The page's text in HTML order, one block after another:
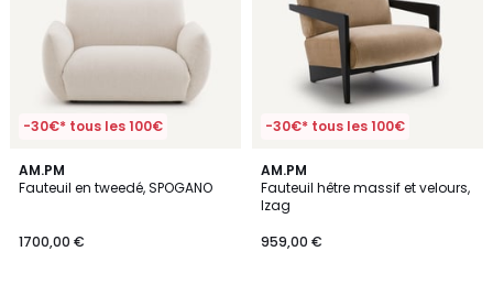
-30€* tous les 100€
AM.PM
Fauteuil en tweedé, SPOGANO
1700,00 €
3
Couleurs
-30€* tous les 100€
AM.PM
Fauteuil hêtre massif et velours,
Izag
959,00 €